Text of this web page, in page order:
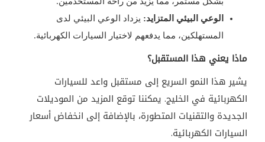
الوعي البيئي المتزايد: يزداد الوعي البيئي لدى
المستهلكين، مما يدفعهم لاختيار السيارات الكهربائية.
ماذا يعني هذا المستقبل؟
يشير هذا النمو السريع إلى مستقبل واعد للسيارات
الكهربائية في الخليج. يمكننا توقع المزيد من الموديلات
الجديدة والتقنيات المتطورة، بالإضافة إلى انخفاض أسعار
السيارات الكهربائية.